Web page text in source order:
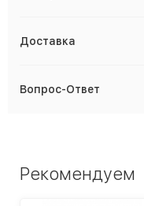
Доставка
Вопрос-Ответ
Рекомендуем